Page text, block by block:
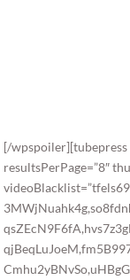
[/wpspoiler][tubepress
resultsPerPage=”8″